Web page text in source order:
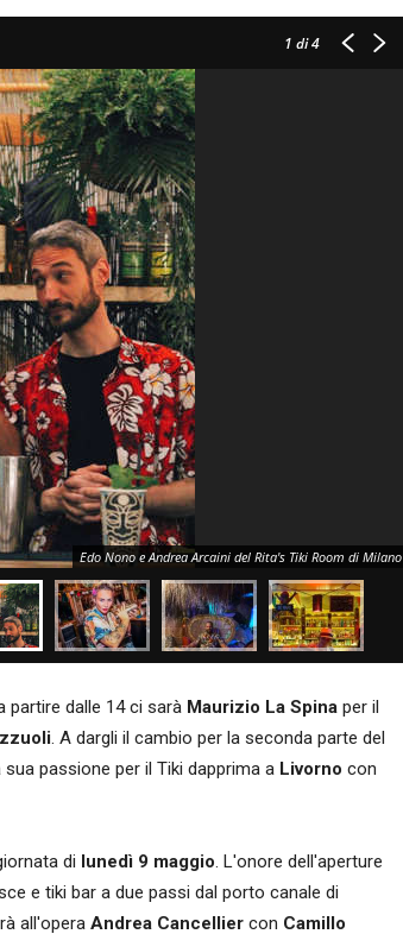
1 di 4
Edo Nono e Andrea Arcaini del Rita's Tiki Room di Milano
partire dalle 14 ci sarà Maurizio La Spina per il
. A dargli il cambio per la seconda parte del
passione per il Tiki dapprima a Livorno con
di lunedì 9 maggio. L'onore dell'aperture
e tiki bar a due passi dal porto canale di
all'opera Andrea Cancellier con Camillo